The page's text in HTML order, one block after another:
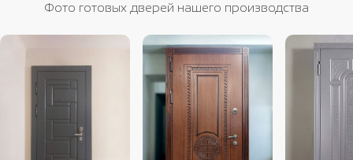
Фото готовых дверей нашего производства